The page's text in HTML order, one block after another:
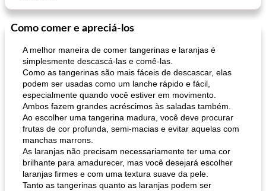
Como comer e apreciá-los
A melhor maneira de comer tangerinas e laranjas é
simplesmente descascá-las e comê-las.
Como as tangerinas são mais fáceis de descascar, elas
podem ser usadas como um lanche rápido e fácil,
especialmente quando você estiver em movimento.
Ambos fazem grandes acréscimos às saladas também.
Ao escolher uma tangerina madura, você deve procurar
frutas de cor profunda, semi-macias e evitar aquelas com
manchas marrons.
As laranjas não precisam necessariamente ter uma cor
brilhante para amadurecer, mas você desejará escolher
laranjas firmes e com uma textura suave da pele.
Tanto as tangerinas quanto as laranjas podem ser